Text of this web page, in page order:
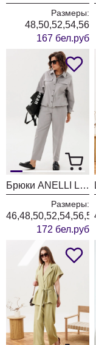
Размеры:
48,50,52,54,56
167 бел.руб
Брюки ANELLI LAUREL 1853 нежно серенький
Размеры:
172 бел.руб